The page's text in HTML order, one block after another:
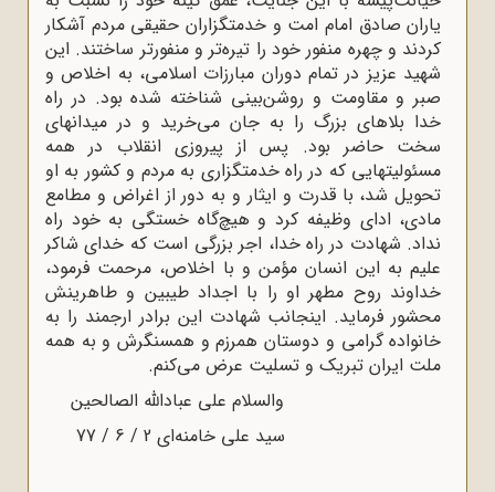
یاران صادق امام امت و خدمتگزاران حقیقى مردم آشکار
کردند و چهره منفور خود را تیره‌تر و منفورتر ساختند. این
شهید عزیز در تمام دوران مبارزات اسلامى، به اخلاص و
صبر و مقاومت و روشن‌بینى شناخته شده بود. در راه
خدا بلاهاى بزرگ را به جان مى‌خرید و در میدانهاى
سخت حاضر بود. پس از پیروزى انقلاب در همه
مسئولیتهایى که در راه خدمتگزارى به مردم و کشور به او
تحویل شد، با قدرت و ایثار و به دور از اغراض و مطامع
مادى، اداى وظیفه کرد و هیچ‌گاه خستگى به خود راه
نداد. شهادت در راه خدا، اجر بزرگى است که خداى شاکر
علیم به این انسان مؤمن و با اخلاص، مرحمت فرمود،
خداوند روح مطهر او را با اجداد طیبین و طاهرینش
محشور فرماید. اینجانب شهادت این برادر ارجمند را به
خانواده گرامى و دوستان همرزم و همسنگرش و به همه
ملت ایران تبریک و تسلیت عرض مى‌کنم.
والسلام على عباداللّه‌ الصالحین